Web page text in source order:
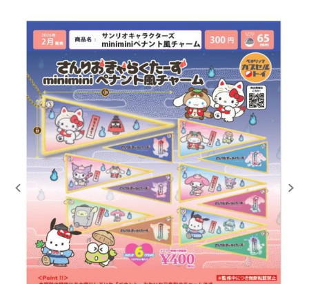
入荷スケジュールをチェック
カプセルトイマシン本体
カプセルトイ
販促用空カプセル
レンタル
景品・玩具・文具
販促用カプセルトイ